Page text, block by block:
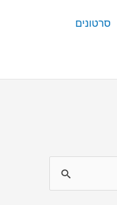
סרטונים